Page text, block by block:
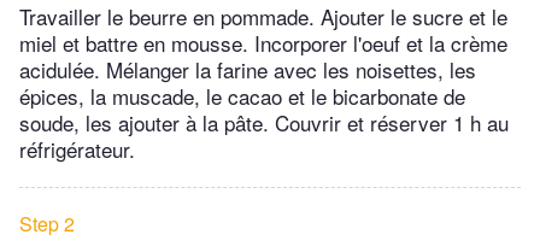
Travailler le beurre en pommade. Ajouter le sucre et le
miel et battre en mousse. Incorporer l'oeuf et la crème
acidulée. Mélanger la farine avec les noisettes, les
épices, la muscade, le cacao et le bicarbonate de
soude, les ajouter à la pâte. Couvrir et réserver 1 h au
réfrigérateur.
Step 2